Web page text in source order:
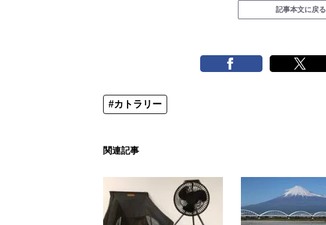
記事本文に戻る
#カトラリー
関連記事